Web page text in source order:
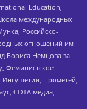
Education,
международных
Российско-
отношений им
Бориса Немцова за
Феминистское
Ингушетии, Прометей,
СОТА медиа,